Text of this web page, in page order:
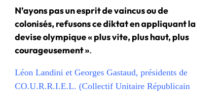
N’ayons pas un esprit de vaincus ou de
colonisés, refusons ce diktat en appliquant la
devise olympique « plus vite, plus haut, plus
courageusement ».
Léon Landini et Georges Gastaud, présidents de
CO.U.R.R.I.E.L. (Collectif Unitaire Républicain